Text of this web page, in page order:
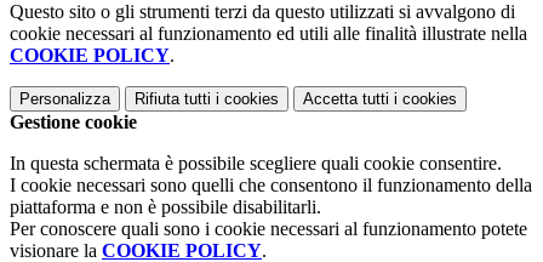
Questo sito o gli strumenti terzi da questo utilizzati si avvalgono di
cookie necessari al funzionamento ed utili alle finalità illustrate nella
COOKIE POLICY.
Personalizza Rifiuta tutti i cookies Accetta tutti i cookies
Gestione cookie
In questa schermata è possibile scegliere quali cookie consentire.
I cookie necessari sono quelli che consentono il funzionamento della
piattaforma e non è possibile disabilitarli.
Per conoscere quali sono i cookie necessari al funzionamento potete
visionare la COOKIE POLICY.